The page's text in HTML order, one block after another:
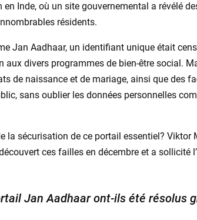
en Inde, où un site gouvernemental a révélé
résidents.
Jan Aadhaar, un identifiant unique était
divers programmes de bien-être social.
de naissance et de mariage, ainsi que des
sans oublier les données personnelles
la sécurisation de ce portail essentiel? Viktor
ces failles en décembre et a sollicité
Jan Aadhaar ont-ils été résolus